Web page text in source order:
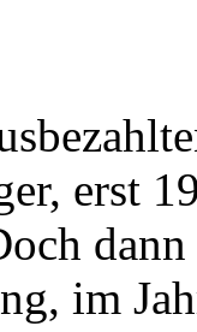
erst
im